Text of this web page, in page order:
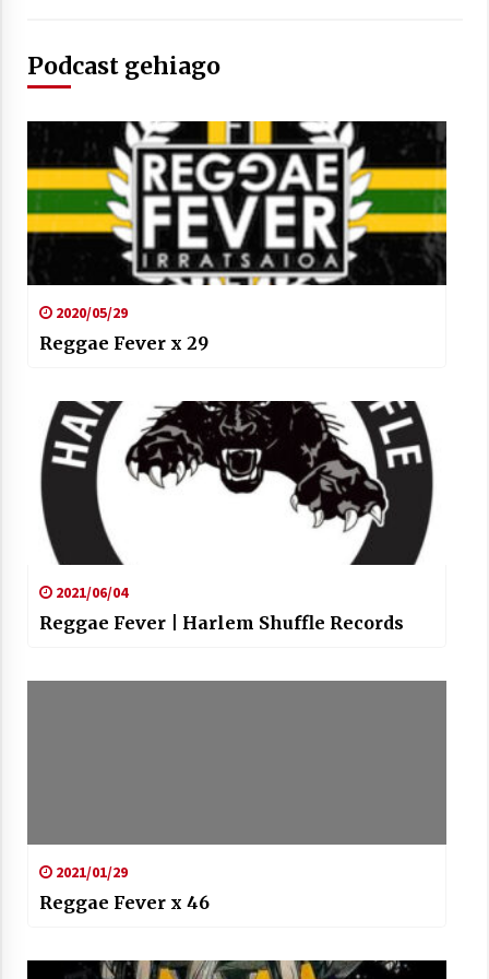
Arrosaren laburpen bideoa Hamaika
Telebistaren eskutik
2021/06/30
Podcast gehiago
2020/05/29
Reggae Fever x 29
2021/06/04
Reggae Fever | Harlem Shuffle Records
2021/01/29
Reggae Fever x 46